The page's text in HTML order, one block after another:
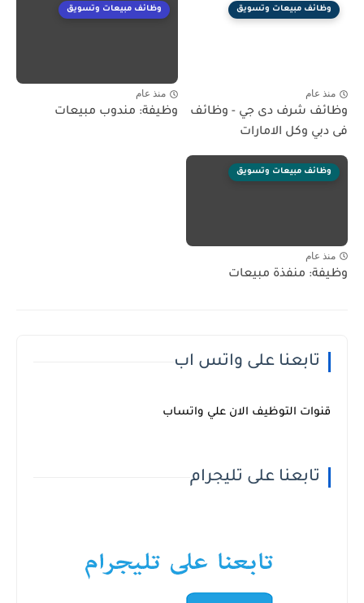
وظائف مبيعات وتسويق
منذ عام
وظائف شرف دى جي - وظائف
فى دبي وكل الامارات
وظائف مبيعات وتسويق
منذ عام
وظيفة: مندوب مبيعات
وظائف مبيعات وتسويق
منذ عام
وظيفة: منفذة مبيعات
تابعنا على واتس اب
قنوات التوظيف الان علي واتساب
تابعنا على تليجرام